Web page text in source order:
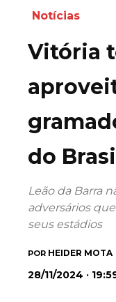
Notícias
Vitória
do
Leão da Barra
adversários
seus estádios
POR HEIDER MOTA
28/11/2024 ·